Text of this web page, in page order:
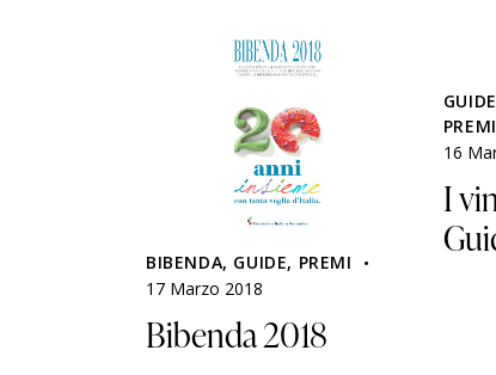
BIBENDA, GUIDE, PREMI
17 Marzo 2018
Bibenda 2018
GUIDE
PREMI
16
I